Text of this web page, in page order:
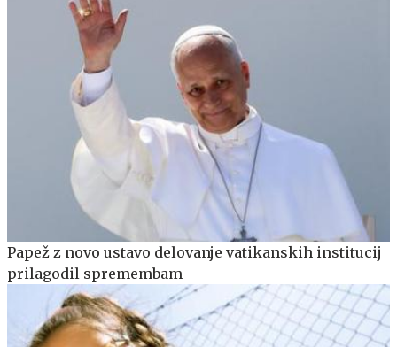
Papež z novo ustavo delovanje vatikanskih institucij
prilagodil spremembam